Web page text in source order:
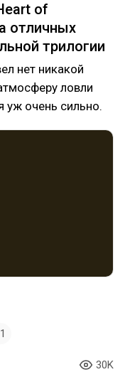
of
отличных
трилогии
нет никакой
ловли
уж очень сильно.
1
30K